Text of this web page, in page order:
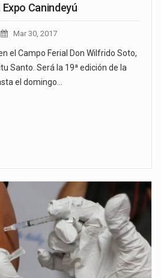
Canindeyú
Mar 30, 2017
el Campo Ferial Don Wilfrido Soto,
Santo. Será la 19ª edición de la
el domingo…